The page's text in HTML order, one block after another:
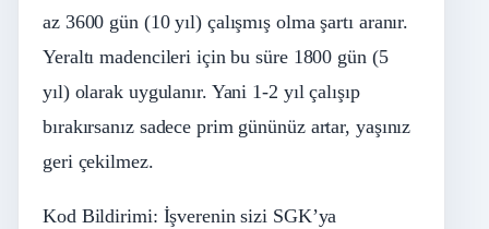
az 3600 gün (10 yıl) çalışmış olma şartı aranır.
Yeraltı madencileri için bu süre 1800 gün (5
yıl) olarak uygulanır. Yani 1-2 yıl çalışıp
bırakırsanız sadece prim gününüz artar, yaşınız
geri çekilmez.
Kod Bildirimi: İşverenin sizi SGK’ya